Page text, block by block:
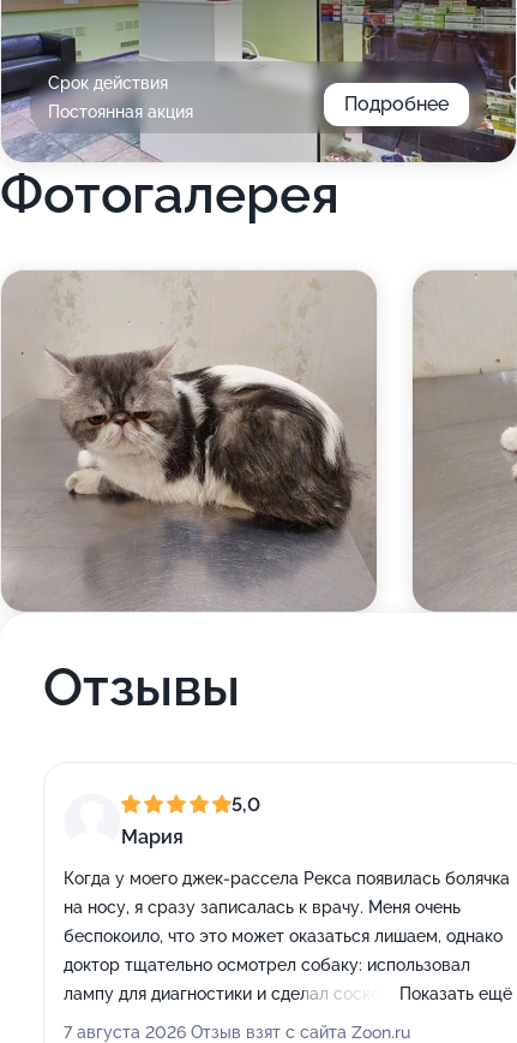
Срок действия
Постоянная акция
Подробнее
Фотогалерея
Отзывы
5,0
Мария
Когда у моего джек-рассела Рекса появилась болячка
на носу, я сразу записалась к врачу. Меня очень
беспокоило, что это может оказаться лишаем, однако
доктор тщательно осмотрел собаку: использовал
лампу для диагностики и сделал соскоб. К моему
облегчению, опасения не оправдались, выяснилось,
Показать ещё
7 августа 2026 Отзыв взят с сайта Zoon.ru